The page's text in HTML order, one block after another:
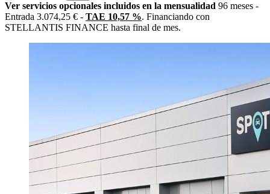
Ver servicios opcionales incluidos en la mensualidad 96 meses -
Entrada 3.074,25 € - TAE 10,57 %. Financiando con
STELLANTIS FINANCE hasta final de mes.